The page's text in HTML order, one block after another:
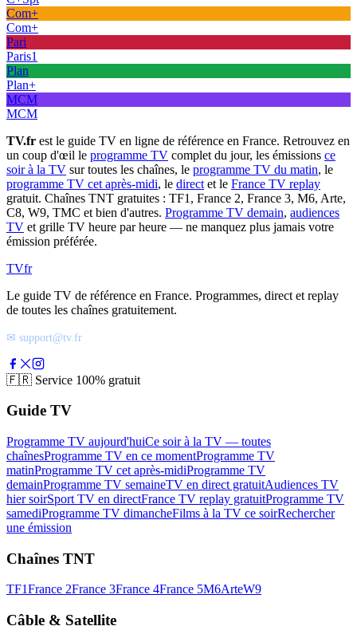
Com+
Com+
Pari
Paris1
Plan
Plan+
MCM
MCM
TV.fr est le guide TV en ligne de référence en France. Retrouvez en
un coup d'œil le programme TV complet du jour, les émissions ce
soir à la TV sur toutes les chaînes, le programme TV du matin, le
programme TV cet après-midi, le direct et le France TV replay
gratuit. Chaînes TNT gratuites : TF1, France 2, France 3, M6, Arte,
C8, W9, TMC et bien d'autres. Programme TV demain, audiences
TV et grille TV heure par heure — ne manquez plus jamais votre
émission préférée.
TVfr
Le guide TV de référence en France. Programmes, direct et replay
de toutes les chaînes gratuitement.
✉ support@tv.fr
🇫🇷 Service 100% gratuit
Guide TV
Programme TV aujourd'huiCe soir à la TV — toutes
chaînesProgramme TV en ce momentProgramme TV
matinProgramme TV cet après-midiProgramme TV
demainProgramme TV semaineTV en direct gratuitAudiences TV
hier soirSport TV en directFrance TV replay gratuitProgramme TV
samediProgramme TV dimancheFilms à la TV ce soirRechercher
une émission
Chaînes TNT
TF1France 2France 3France 4France 5M6ArteW9
Câble & Satellite